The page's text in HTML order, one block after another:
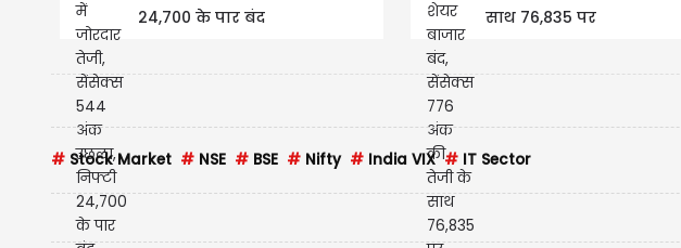
24,700 के पार बंद
साथ 76,835 पर
# Stock Market # NSE # BSE # Nifty # India VIX # IT Sector